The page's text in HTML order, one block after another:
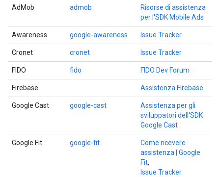
AdMob admob
Risorse di assistenza
per l'SDK Mobile Ads
Awareness google-awareness Issue Tracker
Cronet cronet Issue Tracker
FIDO fido FIDO Dev Forum
Firebase Assistenza Firebase
Google Cast google-cast
Assistenza per gli
sviluppatori dell'SDK
Google Cast
Google Fit google-fit
Come ricevere
assistenza | Google
Fit,
Issue Tracker